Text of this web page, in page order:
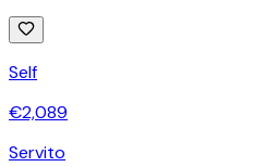
Self
€2,089
Servito